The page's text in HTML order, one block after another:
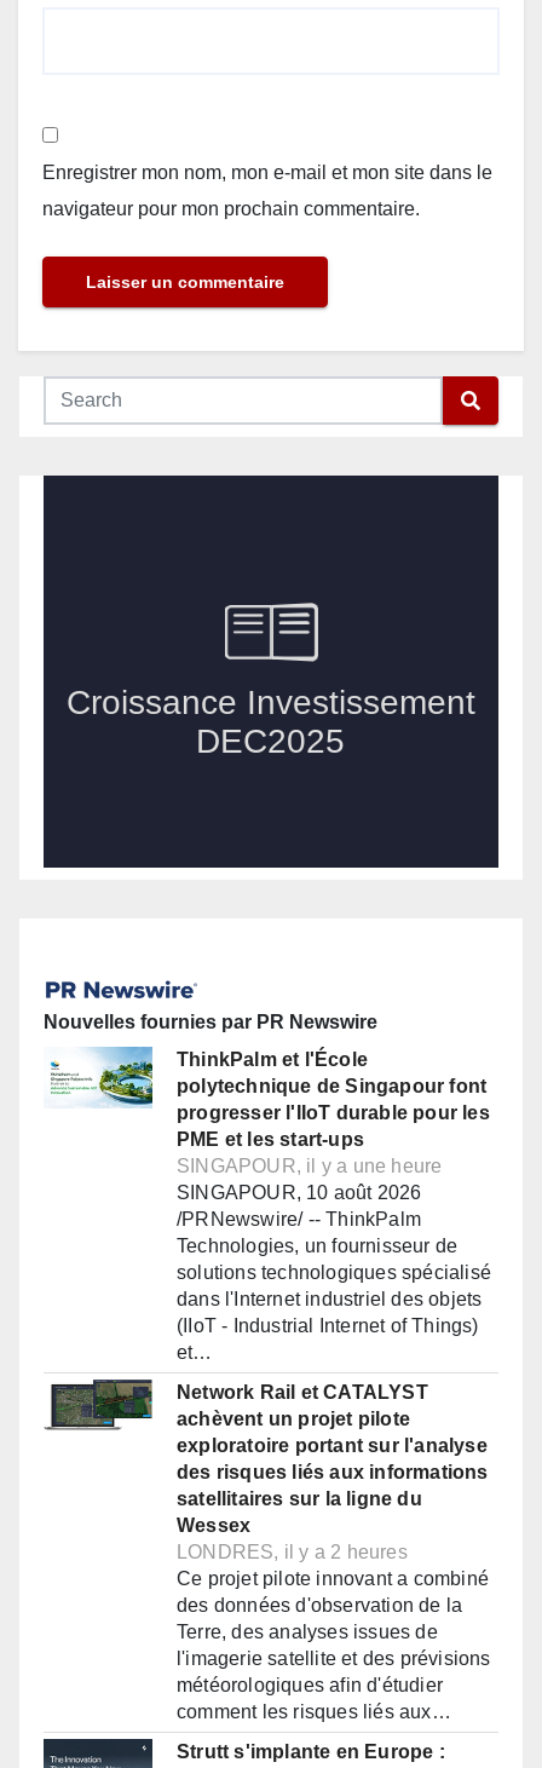
Enregistrer mon nom, mon e-mail et mon site dans le
navigateur pour mon prochain commentaire.
Nouvelles fournies par PR Newswire
ThinkPalm et l'École
polytechnique de Singapour font
progresser l'IIoT durable pour les
PME et les start-ups
SINGAPOUR, il y a une heure
SINGAPOUR, 10 août 2026
/PRNewswire/ -- ThinkPalm
Technologies, un fournisseur de
solutions technologiques spécialisé
dans l'Internet industriel des objets
(IIoT - Industrial Internet of Things)
et…
Network Rail et CATALYST
achèvent un projet pilote
exploratoire portant sur l'analyse
des risques liés aux informations
satellitaires sur la ligne du
Wessex
LONDRES, il y a 2 heures
Ce projet pilote innovant a combiné
des données d'observation de la
Terre, des analyses issues de
l'imagerie satellite et des prévisions
météorologiques afin d'étudier
comment les risques liés aux…
Strutt s'implante en Europe :